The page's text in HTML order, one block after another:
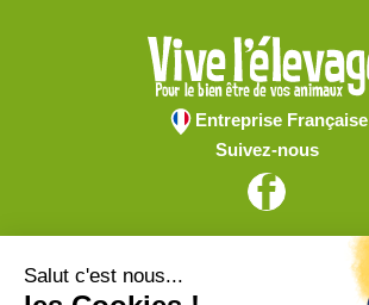
Entreprise Française
Suivez-nous